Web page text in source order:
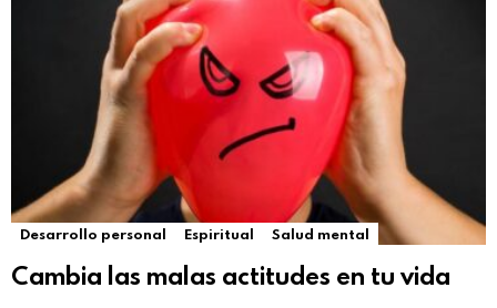
Desarrollo personal Espiritual Salud mental
Cambia las malas actitudes en tu vida